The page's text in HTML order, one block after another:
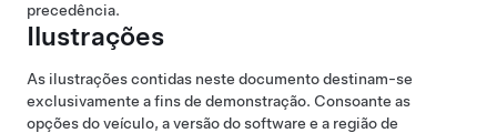
precedência.
Ilustrações
As ilustrações contidas neste documento destinam-se
exclusivamente a fins de demonstração. Consoante as
opções do veículo, a versão do software e a região de